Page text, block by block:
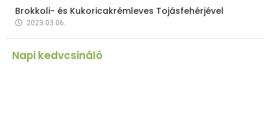
Brokkoli- és Kukoricakrémleves Tojásfehérjével
2023.03.06.
Napi kedvcsináló